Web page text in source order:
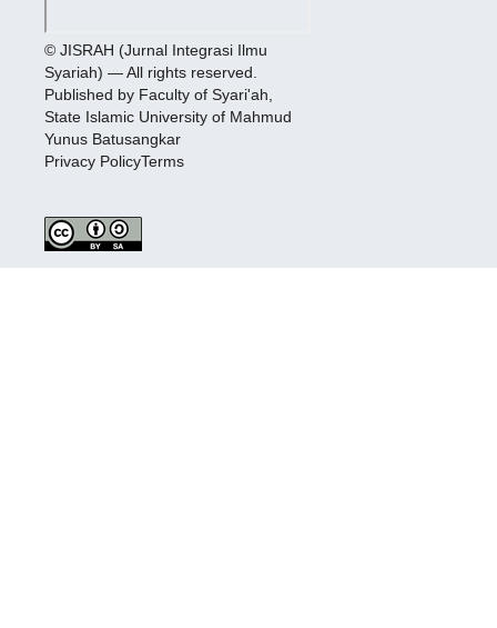
© JISRAH (Jurnal Integrasi Ilmu
Syariah) — All rights reserved.
Published by Faculty of Syari'ah,
State Islamic University of Mahmud
Yunus Batusangkar
Privacy PolicyTerms